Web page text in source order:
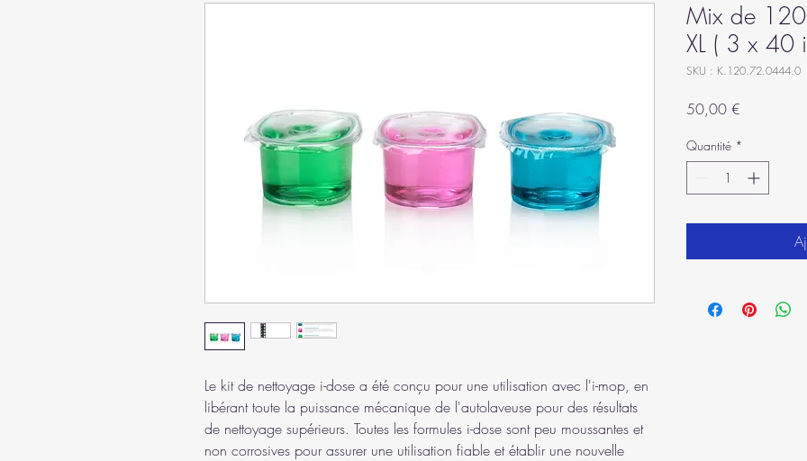
Le kit de nettoyage i-dose a été conçu pour une utilisation avec l'i-mop, en
libérant toute la puissance mécanique de l'autolaveuse pour des résultats
de nettoyage supérieurs. Toutes les formules i-dose sont peu moussantes et
non corrosives pour assurer une utilisation fiable et établir une nouvelle
Mix de 120
XL ( 3 x 40
SKU : K.120.72.0444.0
50,00 €
Quantité *